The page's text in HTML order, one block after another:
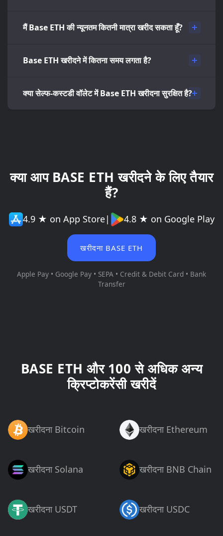
मैं Base ETH की न्यूनतम कितनी मात्रा खरीद सकता हूँ?
Base ETH खरीदने में कितना समय लगता है?
क्या सेल्फ-कस्टडी वॉलेट में Base ETH खरीदना सुरक्षित है?
क्या आप BASE ETH खरीदने के लिए तैयार
हैं?
4.9 ★ on App Store| 4.8 ★ on Google Play
खरीदना BASE ETH
Apple Pay • Google Pay • SEPA • Credit & Debit Card • Bank
Transfer
BASE ETH और 100 से अधिक अन्य
क्रिप्टोकरेंसी खरीदें
खरीदना Bitcoin खरीदना Ethereum
खरीदना Solana खरीदना BNB Chain
खरीदना USDT खरीदना USDC